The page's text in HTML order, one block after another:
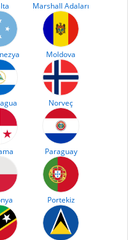
Marshall Adaları
Moldova
Norveç
Paraguay
Portekiz